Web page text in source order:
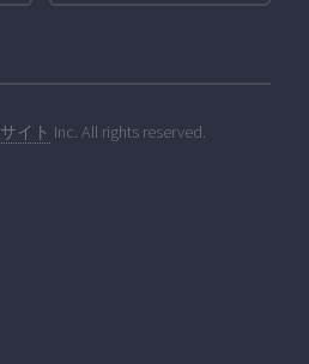
イト Inc. All rights reserved.